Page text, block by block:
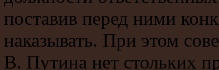
поставив перед ними
наказывать. При этом
В. Путина нет стольких